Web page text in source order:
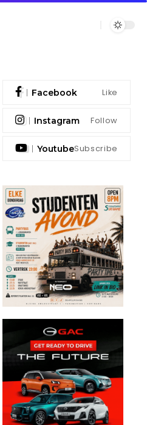
Facebook Like
Instagram Follow
YoutubeSubscribe